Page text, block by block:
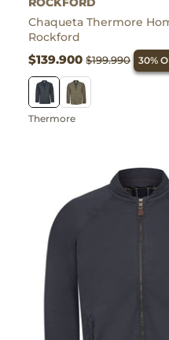
Chaqueta Thermore
Rockford
$139.900$199.990 30%
Thermore